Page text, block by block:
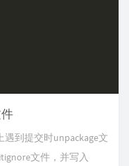
到提交时unpackage文
文件，并写入